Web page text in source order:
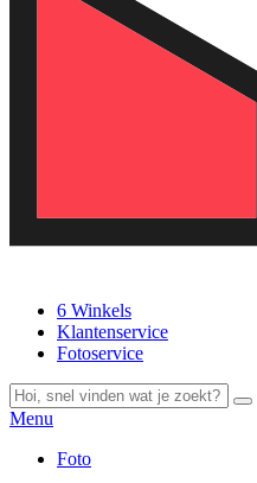
6 Winkels
Klantenservice
Fotoservice
Menu
Foto